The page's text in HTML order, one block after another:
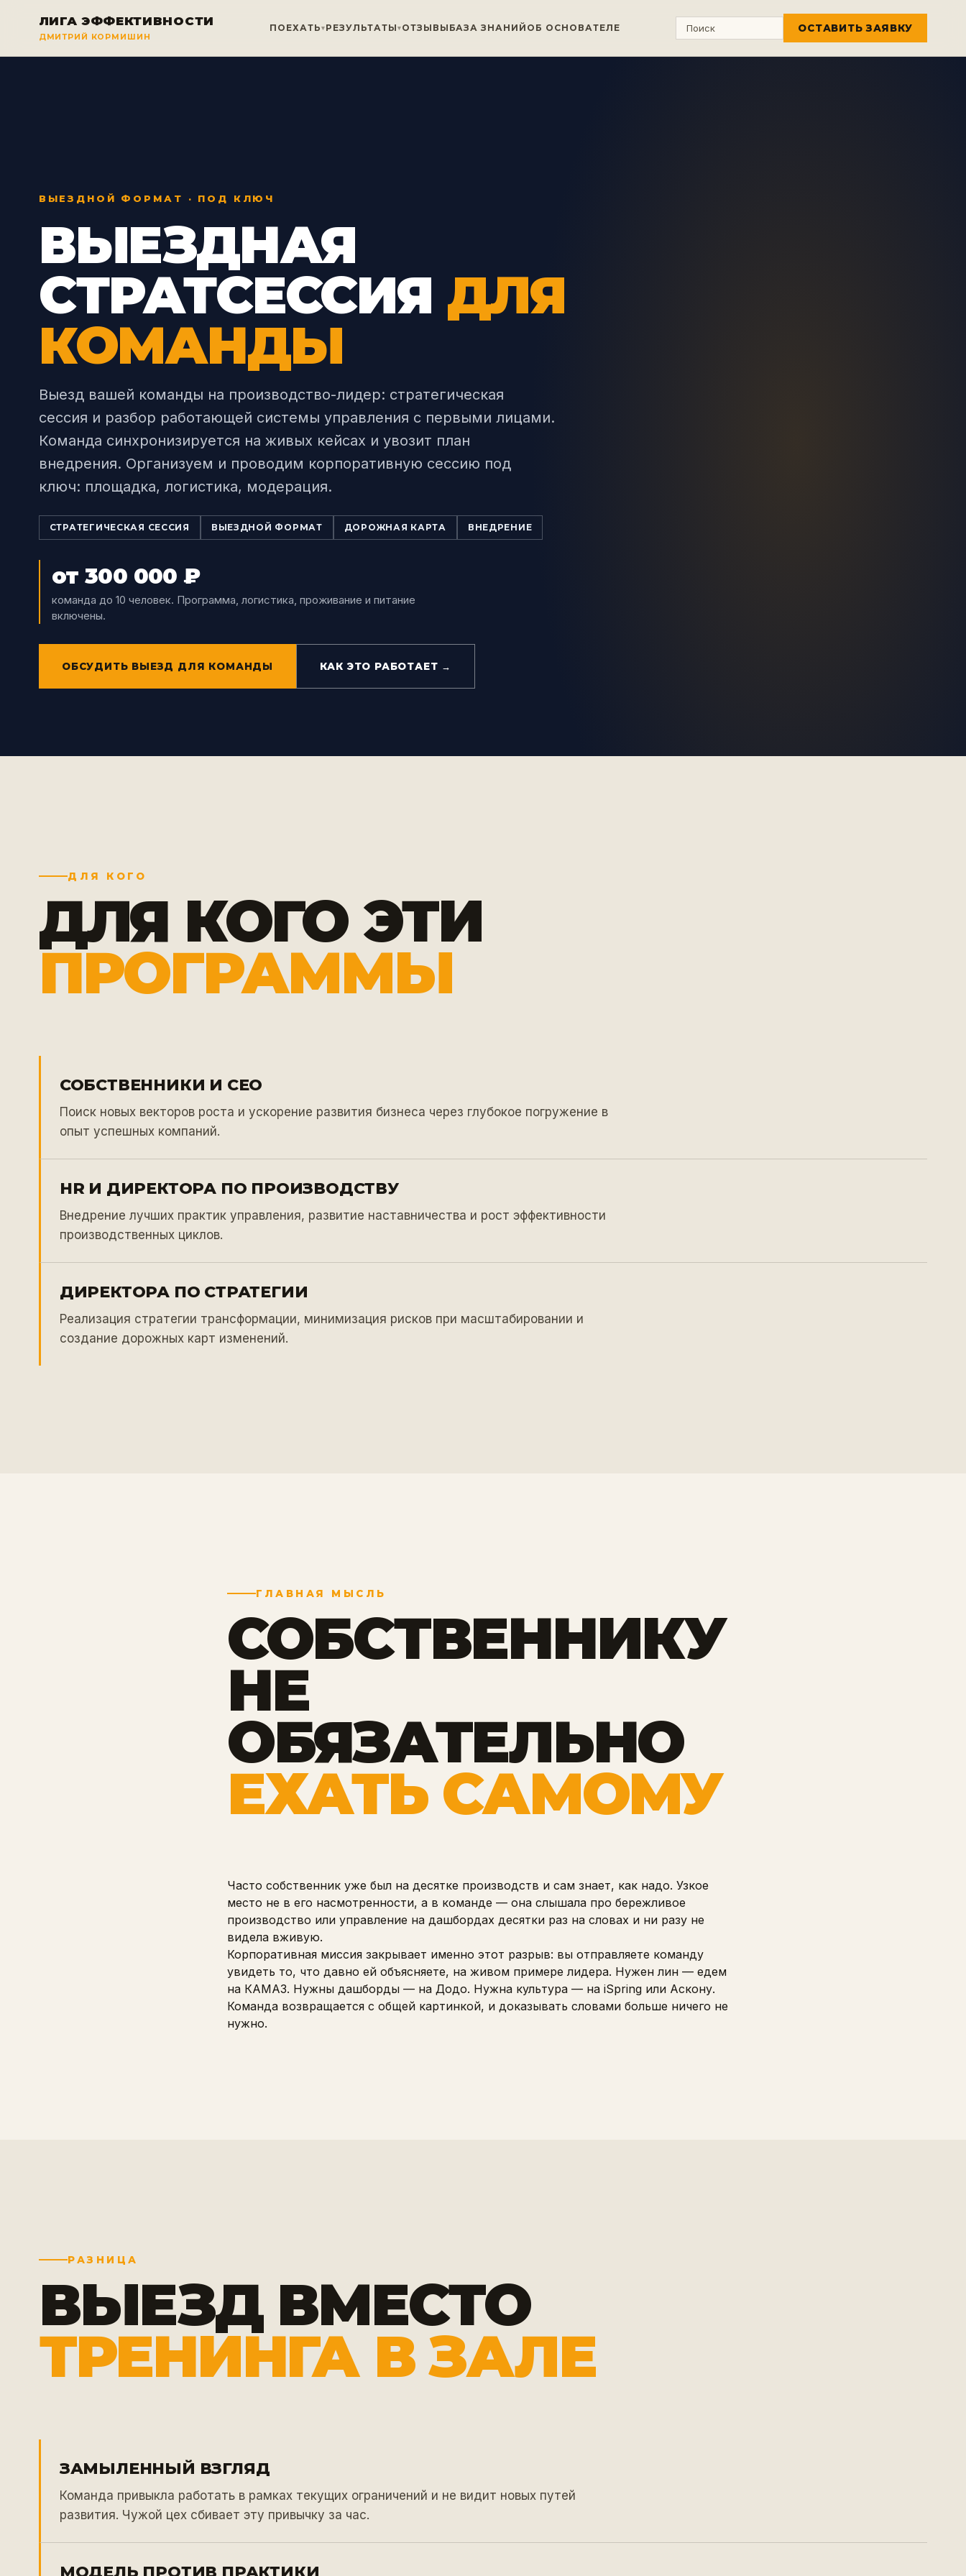
ЛИГА ЭФФЕКТИВНОСТИ
ДМИТРИЙ КОРМИШИН
ПОЕХАТЬ РЕЗУЛЬТАТЫ ОТЗЫВЫ БАЗА ЗНАНИЙ ОБ ОСНОВАТЕЛЕ ОСТАВИТЬ ЗАЯВКУ
ВЫЕЗДНОЙ ФОРМАТ · ПОД КЛЮЧ
ВЫЕЗДНАЯ
СТРАТСЕССИЯ ДЛЯ
КОМАНДЫ
Выезд вашей команды на производство-лидер: стратегическая
сессия и разбор работающей системы управления с первыми лицами.
Команда синхронизируется на живых кейсах и увозит план
внедрения. Организуем и проводим корпоративную сессию под
ключ: площадка, логистика, модерация.
СТРАТЕГИЧЕСКАЯ СЕССИЯ ВЫЕЗДНОЙ ФОРМАТ ДОРОЖНАЯ КАРТА ВНЕДРЕНИЕ
от 300 000 ₽
команда до 10 человек. Программа, логистика, проживание и питание
включены.
ОБСУДИТЬ ВЫЕЗД ДЛЯ КОМАНДЫ КАК ЭТО РАБОТАЕТ →
ДЛЯ КОГО
ДЛЯ КОГО ЭТИ
ПРОГРАММЫ
СОБСТВЕННИКИ И CEO
Поиск новых векторов роста и ускорение развития бизнеса через глубокое погружение в
опыт успешных компаний.
HR И ДИРЕКТОРА ПО ПРОИЗВОДСТВУ
Внедрение лучших практик управления, развитие наставничества и рост эффективности
производственных циклов.
ДИРЕКТОРА ПО СТРАТЕГИИ
Реализация стратегии трансформации, минимизация рисков при масштабировании и
создание дорожных карт изменений.
ГЛАВНАЯ МЫСЛЬ
СОБСТВЕННИКУ
НЕ
ОБЯЗАТЕЛЬНО
ЕХАТЬ САМОМУ
Часто собственник уже был на десятке производств и сам знает, как надо. Узкое
место не в его насмотренности, а в команде — она слышала про бережливое
производство или управление на дашбордах десятки раз на словах и ни разу не
видела вживую.
Корпоративная миссия закрывает именно этот разрыв: вы отправляете команду
увидеть то, что давно ей объясняете, на живом примере лидера. Нужен лин — едем
на КАМАЗ. Нужны дашборды — на Додо. Нужна культура — на iSpring или Аскону.
Команда возвращается с общей картинкой, и доказывать словами больше ничего не
нужно.
РАЗНИЦА
ВЫЕЗД ВМЕСТО
ТРЕНИНГА В ЗАЛЕ
ЗАМЫЛЕННЫЙ ВЗГЛЯД
Команда привыкла работать в рамках текущих ограничений и не видит новых путей
развития. Чужой цех сбивает эту привычку за час.
МОДЕЛЬ ПРОТИВ ПРАКТИКИ